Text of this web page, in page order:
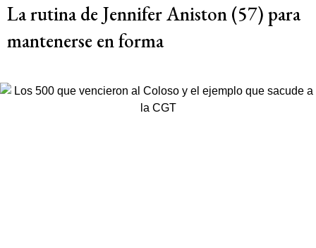
La rutina de Jennifer Aniston (57) para
mantenerse en forma